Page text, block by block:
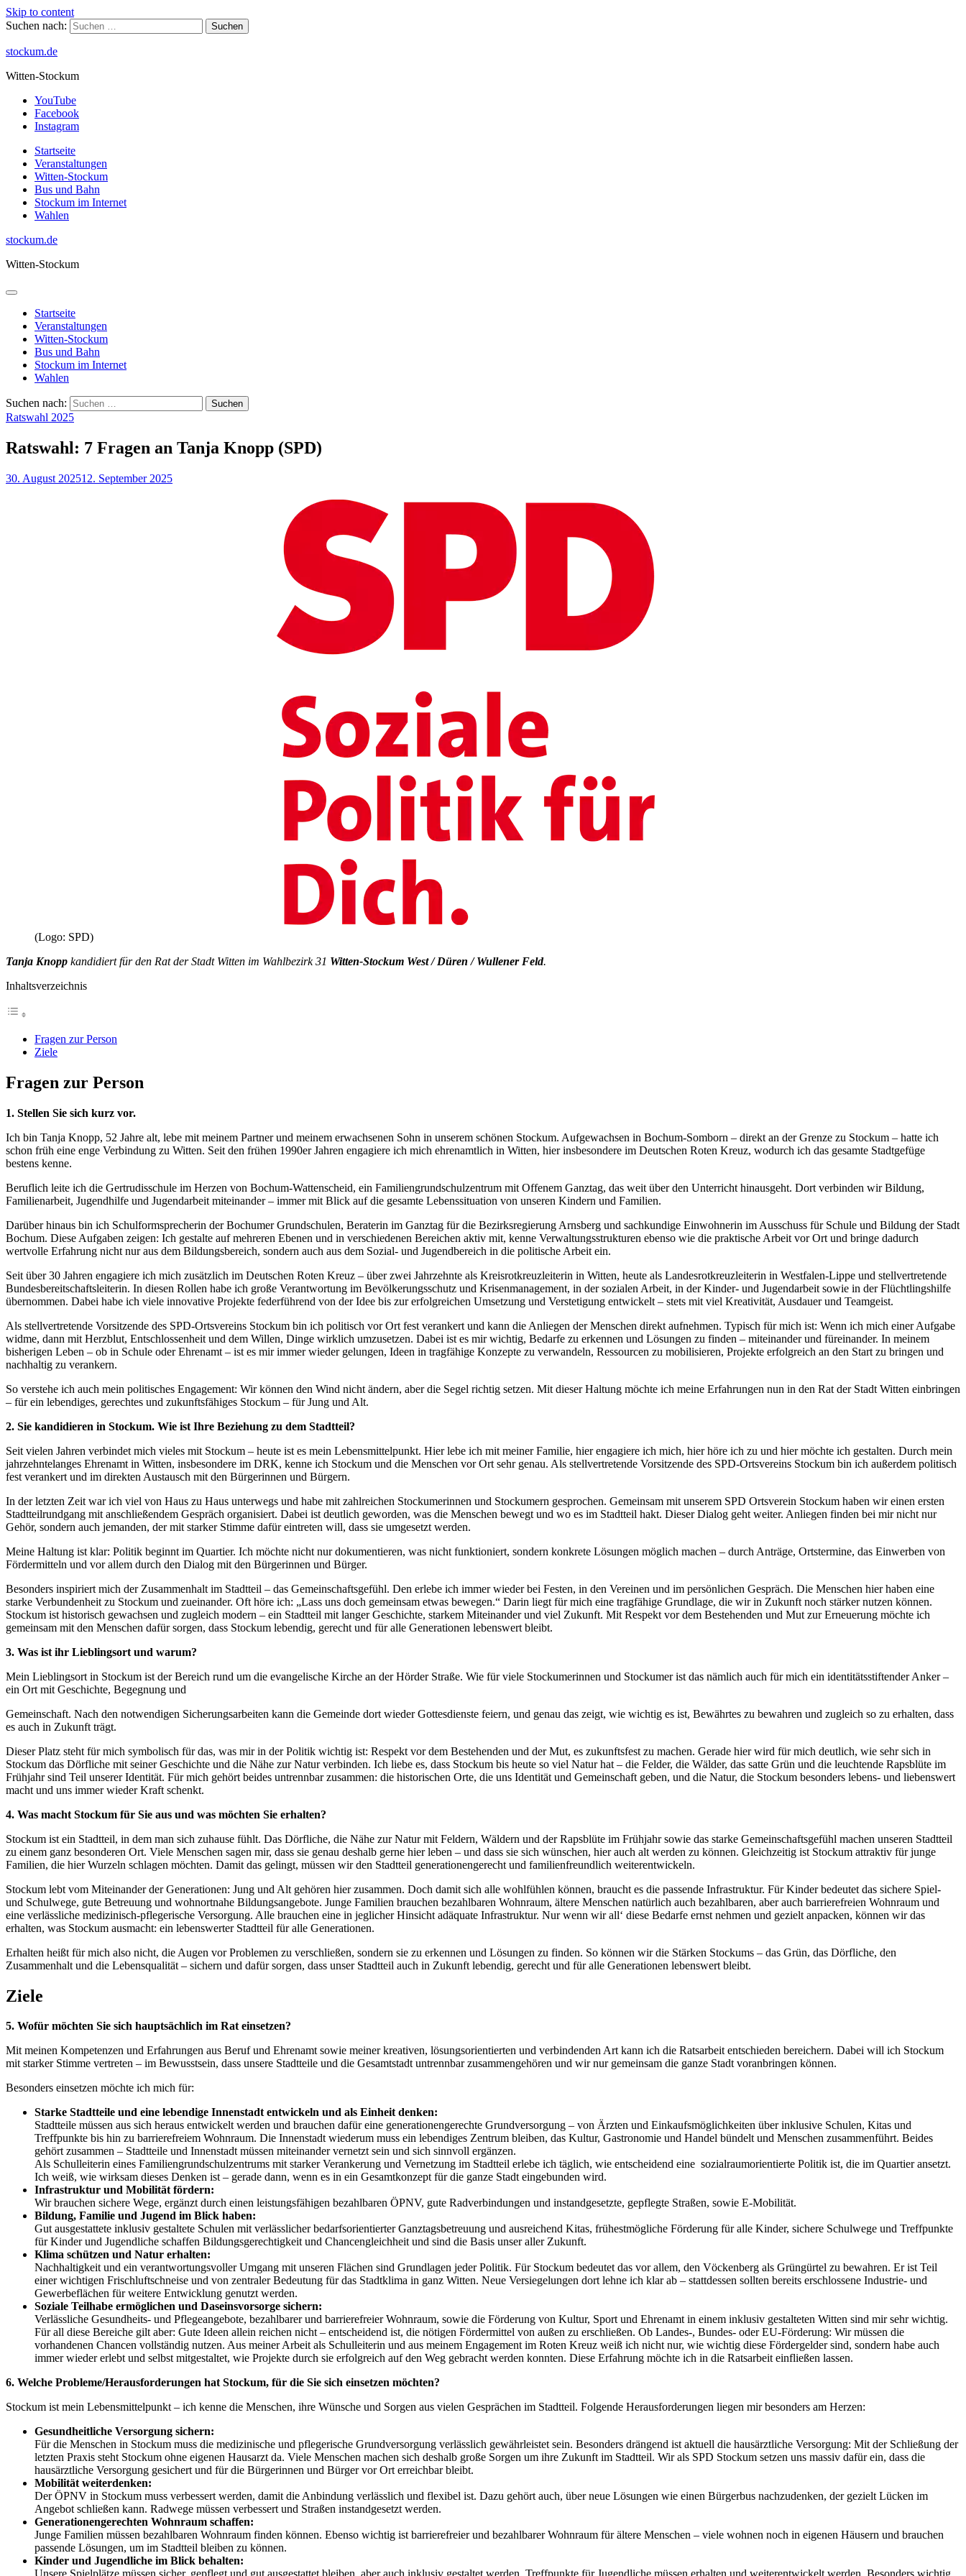
Skip to content
Suchen nach:
stockum.de
Witten-Stockum
YouTube
Facebook
Instagram
Startseite
Veranstaltungen
Witten-Stockum
Bus und Bahn
Stockum im Internet
Wahlen
stockum.de
Witten-Stockum
Startseite
Veranstaltungen
Witten-Stockum
Bus und Bahn
Stockum im Internet
Wahlen
Suchen nach:
Ratswahl 2025
Ratswahl: 7 Fragen an Tanja Knopp (SPD)
30. August 202512. September 2025
(Logo: SPD)
Tanja Knopp kandidiert für den Rat der Stadt Witten im Wahlbezirk 31 Witten-Stockum West / Düren / Wullener Feld.
Inhaltsverzeichnis
Fragen zur Person
Ziele
Fragen zur Person
1. Stellen Sie sich kurz vor.
Ich bin Tanja Knopp, 52 Jahre alt, lebe mit meinem Partner und meinem erwachsenen Sohn in unserem schönen Stockum. Aufgewachsen in Bochum-Somborn – direkt an der Grenze zu Stockum – hatte ich
schon früh eine enge Verbindung zu Witten. Seit den frühen 1990er Jahren engagiere ich mich ehrenamtlich in Witten, hier insbesondere im Deutschen Roten Kreuz, wodurch ich das gesamte Stadtgefüge
bestens kenne.
Beruflich leite ich die Gertrudisschule im Herzen von Bochum-Wattenscheid, ein Familiengrundschulzentrum mit Offenem Ganztag, das weit über den Unterricht hinausgeht. Dort verbinden wir Bildung,
Familienarbeit, Jugendhilfe und Jugendarbeit miteinander – immer mit Blick auf die gesamte Lebenssituation von unseren Kindern und Familien.
Darüber hinaus bin ich Schulformsprecherin der Bochumer Grundschulen, Beraterin im Ganztag für die Bezirksregierung Arnsberg und sachkundige Einwohnerin im Ausschuss für Schule und Bildung der Stadt
Bochum. Diese Aufgaben zeigen: Ich gestalte auf mehreren Ebenen und in verschiedenen Bereichen aktiv mit, kenne Verwaltungsstrukturen ebenso wie die praktische Arbeit vor Ort und bringe dadurch
wertvolle Erfahrung nicht nur aus dem Bildungsbereich, sondern auch aus dem Sozial- und Jugendbereich in die politische Arbeit ein.
Seit über 30 Jahren engagiere ich mich zusätzlich im Deutschen Roten Kreuz – über zwei Jahrzehnte als Kreisrotkreuzleiterin in Witten, heute als Landesrotkreuzleiterin in Westfalen-Lippe und stellvertretende
Bundesbereitschaftsleiterin. In diesen Rollen habe ich große Verantwortung im Bevölkerungsschutz und Krisenmanagement, in der sozialen Arbeit, in der Kinder- und Jugendarbeit sowie in der Flüchtlingshilfe
übernommen. Dabei habe ich viele innovative Projekte federführend von der Idee bis zur erfolgreichen Umsetzung und Verstetigung entwickelt – stets mit viel Kreativität, Ausdauer und Teamgeist.
Als stellvertretende Vorsitzende des SPD-Ortsvereins Stockum bin ich politisch vor Ort fest verankert und kann die Anliegen der Menschen direkt aufnehmen. Typisch für mich ist: Wenn ich mich einer Aufgabe
widme, dann mit Herzblut, Entschlossenheit und dem Willen, Dinge wirklich umzusetzen. Dabei ist es mir wichtig, Bedarfe zu erkennen und Lösungen zu finden – miteinander und füreinander. In meinem
bisherigen Leben – ob in Schule oder Ehrenamt – ist es mir immer wieder gelungen, Ideen in tragfähige Konzepte zu verwandeln, Ressourcen zu mobilisieren, Projekte erfolgreich an den Start zu bringen und
nachhaltig zu verankern.
So verstehe ich auch mein politisches Engagement: Wir können den Wind nicht ändern, aber die Segel richtig setzen. Mit dieser Haltung möchte ich meine Erfahrungen nun in den Rat der Stadt Witten einbringen
– für ein lebendiges, gerechtes und zukunftsfähiges Stockum – für Jung und Alt.
2. Sie kandidieren in Stockum. Wie ist Ihre Beziehung zu dem Stadtteil?
Seit vielen Jahren verbindet mich vieles mit Stockum – heute ist es mein Lebensmittelpunkt. Hier lebe ich mit meiner Familie, hier engagiere ich mich, hier höre ich zu und hier möchte ich gestalten. Durch mein
jahrzehntelanges Ehrenamt in Witten, insbesondere im DRK, kenne ich Stockum und die Menschen vor Ort sehr genau. Als stellvertretende Vorsitzende des SPD-Ortsvereins Stockum bin ich außerdem politisch
fest verankert und im direkten Austausch mit den Bürgerinnen und Bürgern.
In der letzten Zeit war ich viel von Haus zu Haus unterwegs und habe mit zahlreichen Stockumerinnen und Stockumern gesprochen. Gemeinsam mit unserem SPD Ortsverein Stockum haben wir einen ersten
Stadtteilrundgang mit anschließendem Gespräch organisiert. Dabei ist deutlich geworden, was die Menschen bewegt und wo es im Stadtteil hakt. Dieser Dialog geht weiter. Anliegen finden bei mir nicht nur
Gehör, sondern auch jemanden, der mit starker Stimme dafür eintreten will, dass sie umgesetzt werden.
Meine Haltung ist klar: Politik beginnt im Quartier. Ich möchte nicht nur dokumentieren, was nicht funktioniert, sondern konkrete Lösungen möglich machen – durch Anträge, Ortstermine, das Einwerben von
Fördermitteln und vor allem durch den Dialog mit den Bürgerinnen und Bürger.
Besonders inspiriert mich der Zusammenhalt im Stadtteil – das Gemeinschaftsgefühl. Den erlebe ich immer wieder bei Festen, in den Vereinen und im persönlichen Gespräch. Die Menschen hier haben eine
starke Verbundenheit zu Stockum und zueinander. Oft höre ich: „Lass uns doch gemeinsam etwas bewegen.“ Darin liegt für mich eine tragfähige Grundlage, die wir in Zukunft noch stärker nutzen können.
Stockum ist historisch gewachsen und zugleich modern – ein Stadtteil mit langer Geschichte, starkem Miteinander und viel Zukunft. Mit Respekt vor dem Bestehenden und Mut zur Erneuerung möchte ich
gemeinsam mit den Menschen dafür sorgen, dass Stockum lebendig, gerecht und für alle Generationen lebenswert bleibt.
3. Was ist ihr Lieblingsort und warum?
Mein Lieblingsort in Stockum ist der Bereich rund um die evangelische Kirche an der Hörder Straße. Wie für viele Stockumerinnen und Stockumer ist das nämlich auch für mich ein identitätsstiftender Anker –
ein Ort mit Geschichte, Begegnung und
Gemeinschaft. Nach den notwendigen Sicherungsarbeiten kann die Gemeinde dort wieder Gottesdienste feiern, und genau das zeigt, wie wichtig es ist, Bewährtes zu bewahren und zugleich so zu erhalten, dass
es auch in Zukunft trägt.
Dieser Platz steht für mich symbolisch für das, was mir in der Politik wichtig ist: Respekt vor dem Bestehenden und der Mut, es zukunftsfest zu machen. Gerade hier wird für mich deutlich, wie sehr sich in
Stockum das Dörfliche mit seiner Geschichte und die Nähe zur Natur verbinden. Ich liebe es, dass Stockum bis heute so viel Natur hat – die Felder, die Wälder, das satte Grün und die leuchtende Rapsblüte im
Frühjahr sind Teil unserer Identität. Für mich gehört beides untrennbar zusammen: die historischen Orte, die uns Identität und Gemeinschaft geben, und die Natur, die Stockum besonders lebens- und liebenswert
macht und uns immer wieder Kraft schenkt.
4. Was macht Stockum für Sie aus und was möchten Sie erhalten?
Stockum ist ein Stadtteil, in dem man sich zuhause fühlt. Das Dörfliche, die Nähe zur Natur mit Feldern, Wäldern und der Rapsblüte im Frühjahr sowie das starke Gemeinschaftsgefühl machen unseren Stadtteil
zu einem ganz besonderen Ort. Viele Menschen sagen mir, dass sie genau deshalb gerne hier leben – und dass sie sich wünschen, hier auch alt werden zu können. Gleichzeitig ist Stockum attraktiv für junge
Familien, die hier Wurzeln schlagen möchten. Damit das gelingt, müssen wir den Stadtteil generationengerecht und familienfreundlich weiterentwickeln.
Stockum lebt vom Miteinander der Generationen: Jung und Alt gehören hier zusammen. Doch damit sich alle wohlfühlen können, braucht es die passende Infrastruktur. Für Kinder bedeutet das sichere Spiel-
und Schulwege, gute Betreuung und wohnortnahe Bildungsangebote. Junge Familien brauchen bezahlbaren Wohnraum, ältere Menschen natürlich auch bezahlbaren, aber auch barrierefreien Wohnraum und
eine verlässliche medizinisch-pflegerische Versorgung. Alle brauchen eine in jeglicher Hinsicht adäquate Infrastruktur. Nur wenn wir all‘ diese Bedarfe ernst nehmen und gezielt anpacken, können wir das
erhalten, was Stockum ausmacht: ein lebenswerter Stadtteil für alle Generationen.
Erhalten heißt für mich also nicht, die Augen vor Problemen zu verschließen, sondern sie zu erkennen und Lösungen zu finden. So können wir die Stärken Stockums – das Grün, das Dörfliche, den
Zusammenhalt und die Lebensqualität – sichern und dafür sorgen, dass unser Stadtteil auch in Zukunft lebendig, gerecht und für alle Generationen lebenswert bleibt.
Ziele
5. Wofür möchten Sie sich hauptsächlich im Rat einsetzen?
Mit meinen Kompetenzen und Erfahrungen aus Beruf und Ehrenamt sowie meiner kreativen, lösungsorientierten und verbindenden Art kann ich die Ratsarbeit entschieden bereichern. Dabei will ich Stockum
mit starker Stimme vertreten – im Bewusstsein, dass unsere Stadtteile und die Gesamtstadt untrennbar zusammengehören und wir nur gemeinsam die ganze Stadt voranbringen können.
Besonders einsetzen möchte ich mich für:
Starke Stadtteile und eine lebendige Innenstadt entwickeln und als Einheit denken:
Stadtteile müssen aus sich heraus entwickelt werden und brauchen dafür eine generationengerechte Grundversorgung – von Ärzten und Einkaufsmöglichkeiten über inklusive Schulen, Kitas und
Treffpunkte bis hin zu barrierefreiem Wohnraum. Die Innenstadt wiederum muss ein lebendiges Zentrum bleiben, das Kultur, Gastronomie und Handel bündelt und Menschen zusammenführt. Beides
gehört zusammen – Stadtteile und Innenstadt müssen miteinander vernetzt sein und sich sinnvoll ergänzen.
Als Schulleiterin eines Familiengrundschulzentrums mit starker Verankerung und Vernetzung im Stadtteil erlebe ich täglich, wie entscheidend eine sozialraumorientierte Politik ist, die im Quartier ansetzt.
Ich weiß, wie wirksam dieses Denken ist – gerade dann, wenn es in ein Gesamtkonzept für die ganze Stadt eingebunden wird.
Infrastruktur und Mobilität fördern:
Wir brauchen sichere Wege, ergänzt durch einen leistungsfähigen bezahlbaren ÖPNV, gute Radverbindungen und instandgesetzte, gepflegte Straßen, sowie E-Mobilität.
Bildung, Familie und Jugend im Blick haben:
Gut ausgestattete inklusiv gestaltete Schulen mit verlässlicher bedarfsorientierter Ganztagsbetreuung und ausreichend Kitas, frühestmögliche Förderung für alle Kinder, sichere Schulwege und Treffpunkte
für Kinder und Jugendliche schaffen Bildungsgerechtigkeit und Chancengleichheit und sind die Basis unser aller Zukunft.
Klima schützen und Natur erhalten:
Nachhaltigkeit und ein verantwortungsvoller Umgang mit unseren Flächen sind Grundlagen jeder Politik. Für Stockum bedeutet das vor allem, den Vöckenberg als Grüngürtel zu bewahren. Er ist Teil
einer wichtigen Frischluftschneise und von zentraler Bedeutung für das Stadtklima in ganz Witten. Neue Versiegelungen dort lehne ich klar ab – stattdessen sollten bereits erschlossene Industrie- und
Gewerbeflächen für weitere Entwicklung genutzt werden.
Soziale Teilhabe ermöglichen und Daseinsvorsorge sichern:
Verlässliche Gesundheits- und Pflegeangebote, bezahlbarer und barrierefreier Wohnraum, sowie die Förderung von Kultur, Sport und Ehrenamt in einem inklusiv gestalteten Witten sind mir sehr wichtig.
Für all diese Bereiche gilt aber: Gute Ideen allein reichen nicht – entscheidend ist, die nötigen Fördermittel von außen zu erschließen. Ob Landes-, Bundes- oder EU-Förderung: Wir müssen die
vorhandenen Chancen vollständig nutzen. Aus meiner Arbeit als Schulleiterin und aus meinem Engagement im Roten Kreuz weiß ich nicht nur, wie wichtig diese Fördergelder sind, sondern habe auch
immer wieder erlebt und selbst mitgestaltet, wie Projekte durch sie erfolgreich auf den Weg gebracht werden konnten. Diese Erfahrung möchte ich in die Ratsarbeit einfließen lassen.
6. Welche Probleme/Herausforderungen hat Stockum, für die Sie sich einsetzen möchten?
Stockum ist mein Lebensmittelpunkt – ich kenne die Menschen, ihre Wünsche und Sorgen aus vielen Gesprächen im Stadtteil. Folgende Herausforderungen liegen mir besonders am Herzen:
Gesundheitliche Versorgung sichern:
Für die Menschen in Stockum muss die medizinische und pflegerische Grundversorgung verlässlich gewährleistet sein. Besonders drängend ist aktuell die hausärztliche Versorgung: Mit der Schließung der
letzten Praxis steht Stockum ohne eigenen Hausarzt da. Viele Menschen machen sich deshalb große Sorgen um ihre Zukunft im Stadtteil. Wir als SPD Stockum setzen uns massiv dafür ein, dass die
hausärztliche Versorgung gesichert und für die Bürgerinnen und Bürger vor Ort erreichbar bleibt.
Mobilität weiterdenken:
Der ÖPNV in Stockum muss verbessert werden, damit die Anbindung verlässlich und flexibel ist. Dazu gehört auch, über neue Lösungen wie einen Bürgerbus nachzudenken, der gezielt Lücken im
Angebot schließen kann. Radwege müssen verbessert und Straßen instandgesetzt werden.
Generationengerechten Wohnraum schaffen:
Junge Familien müssen bezahlbaren Wohnraum finden können. Ebenso wichtig ist barrierefreier und bezahlbarer Wohnraum für ältere Menschen – viele wohnen noch in eigenen Häusern und brauchen
passende Lösungen, um im Stadtteil bleiben zu können.
Kinder und Jugendliche im Blick behalten: